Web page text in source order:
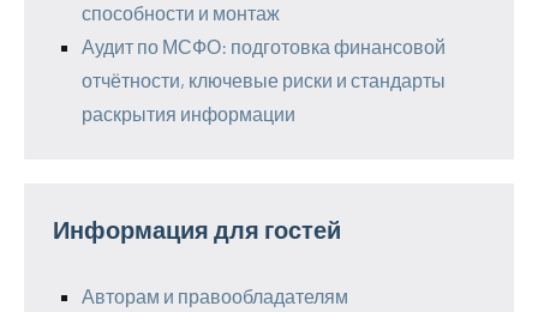
способности и монтаж
Аудит по МСФО: подготовка финансовой
отчётности, ключевые риски и стандарты
раскрытия информации
Информация для гостей
Авторам и правообладателям